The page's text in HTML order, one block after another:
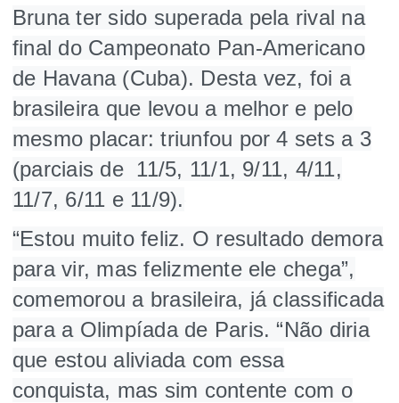
Bruna ter sido superada pela rival na
final do Campeonato Pan-Americano
de Havana (Cuba). Desta vez, foi a
brasileira que levou a melhor e pelo
mesmo placar: triunfou por 4 sets a 3
(parciais de 11/5, 11/1, 9/11, 4/11,
11/7, 6/11 e 11/9).
“Estou muito feliz. O resultado demora
para vir, mas felizmente ele chega”,
comemorou a brasileira, já classificada
para a Olimpíada de Paris. “Não diria
que estou aliviada com essa
conquista, mas sim contente com o